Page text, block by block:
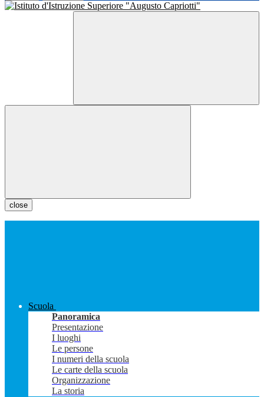
close
Scuola
Panoramica
Presentazione
I luoghi
Le persone
I numeri della scuola
Le carte della scuola
Organizzazione
La storia